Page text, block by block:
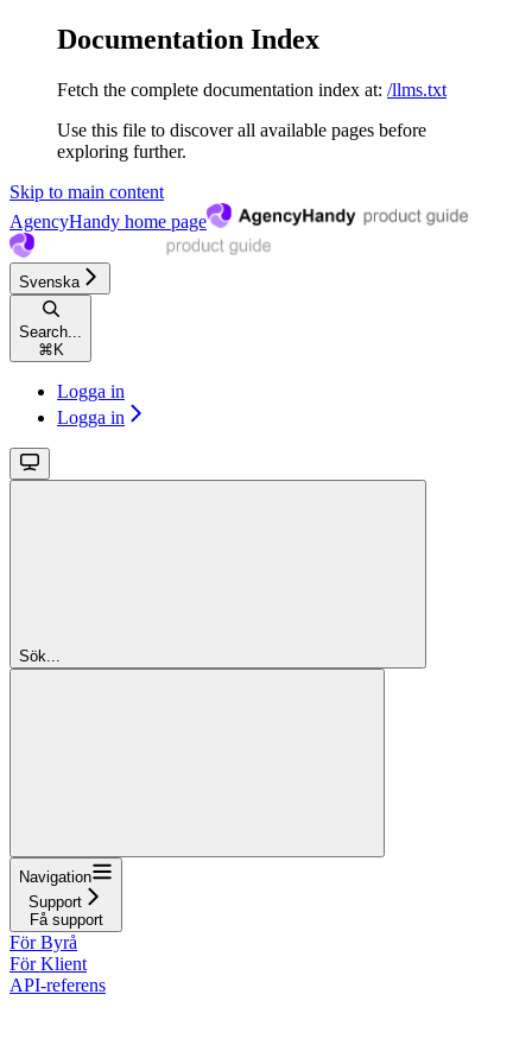
Documentation Index
Fetch the complete documentation index at: /llms.txt
Use this file to discover all available pages before
exploring further.
Skip to main content
AgencyHandy home page
Svenska
Search...
⌘ K
Logga in
Logga in
Sök...
Navigation
Support
Få support
För Byrå
För Klient
API-referens